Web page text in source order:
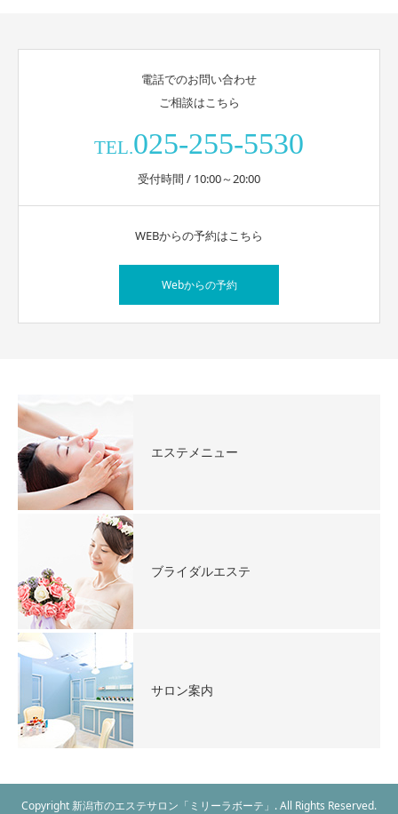
電話でのお問い合わせ
ご相談はこちら
TEL.025-255-5530
受付時間 / 10:00～20:00
WEBからの予約はこちら
Webからの予約
エステメニュー
ブライダルエステ
サロン案内
Copyright 新潟市のエステサロン「ミリーラボーテ」. All Rights Reserved.